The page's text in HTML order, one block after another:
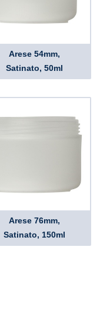
Arese 54mm,
Satinato, 50ml
Arese 76mm,
Satinato, 150ml